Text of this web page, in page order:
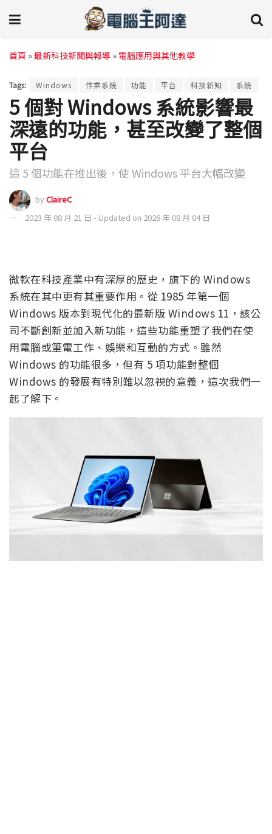
首頁 »最新科技新聞與報導 » 電腦應用與其他教學
Tags: Windows 作業系統 功能 平台 科技新知 系統
5 個對 Windows 系統影響最
深遠的功能，甚至改變了整個
平台
這 5 個功能在推出後，使 Windows 平台大幅改變
byClaireC
2023 年 08 月 21 日 - Updated on 2026 年 08 月 04 日
微軟在科技產業中有深厚的歷史，旗下的 Windows
系統在其中更有其重要作用。從 1985 年第一個
Windows 版本到現代化的最新版 Windows 11，該公
司不斷創新並加入新功能，這些功能重塑了我們在使
用電腦或筆電工作、娛樂和互動的方式。雖然
Windows 的功能很多，但有 5 項功能對整個
Windows 的發展有特別難以忽視的意義，這次我們一
起了解下。